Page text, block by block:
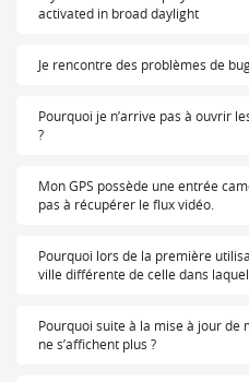
activated in broad daylight
Je rencontre des problèmes de
Pourquoi je n’arrive pas à ouvrir
?
Mon GPS possède une entrée
pas à récupérer le flux vidéo.
Pourquoi lors de la première
ville différente de celle dans
Pourquoi suite à la mise à jour de
ne s’affichent plus ?